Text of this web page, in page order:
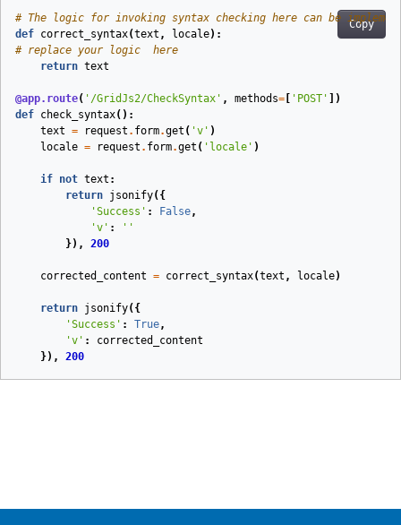
Copy
# The logic for invoking syntax checking here can be
def correct_syntax(text , locale):
# replace your logic  here
return text
@app.route( '/GridJs2/CheckSyntax' , methods= 'POST'
)
def check_syntax():
text = request . form.get ( 'v' )
locale = request . form.get ( 'locale' )
if not text :
return jsonify({
'Success' : False,
'v' :
''
}),
200
corrected_content = correct_syntax(text , locale)
return jsonify({
'Success' : True,
'v' :
corrected_content
}),
200